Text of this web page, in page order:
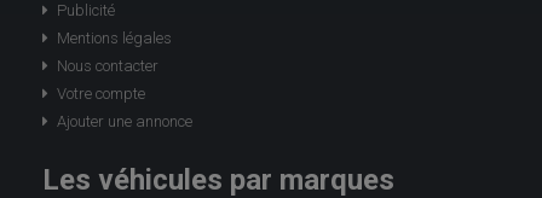
Publicité
Mentions légales
Nous contacter
Votre compte
Ajouter une annonce
Les véhicules par marques